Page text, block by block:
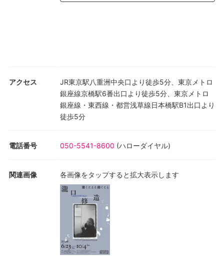
アクセス
JR東京駅八重洲中央口より徒歩5分、東京メトロ
銀座線京橋駅6番出口より徒歩5分、東京メトロ
銀座線・東西線・都営浅草線日本橋駅B1出口より
徒歩5分
電話番号 050-5541-8600 (ハローダイヤル)
関連画像 各画像をタップすると拡大表示します